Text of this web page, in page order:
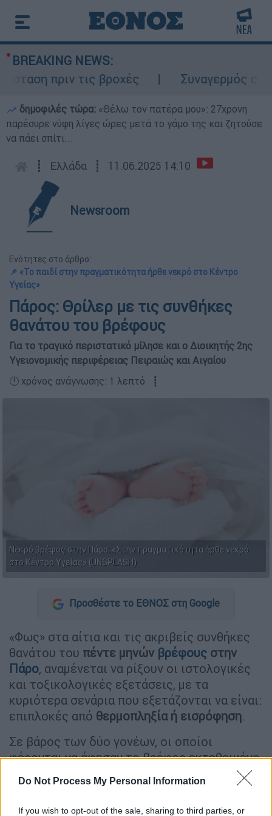
Do Not Process My Personal Information
If you wish to opt-out of the sale, sharing to third parties, or
BREAKING NEWS:
πριν τις βροχές
Συναγερμός στον
δημοφιλές τώρα: «Θέλω τον πατέρα μου»: 27χρονη
παρέσυρε νύφη λίγες ώρες μετά το γάμο της και ζητούσε
να πάει σπίτι...
┋ Ελλάδα ┋ 11.06.2025 14:10
Newsroom
Ενότητες στο άρθρο:
📌 «Το παιδί στην πραγματικότητα ήρθε νεκρό στο Κέντρο
Υγείας»
Πάρος: Θρίλερ με τις συνθήκες
θανάτου του βρέφους
Για το τραγικό περιστατικό μίλησε και ο Διοικητής 2ης
Υγειονομικής περιφέρειας Πειραιώς και Αιγαίου
🕛 χρόνος ανάγνωσης: 1 λεπτό ┋
Νεκρό βρέφος στην Πάρο: «Στην πραγματικότητα ήρθε νεκρό
στο Κέντρο Υγείας» (UNSPLASH)
Προσθέστε το ΕΘΝΟΣ στη Google
«Φως» στα αίτια και τις ακριβείς συνθήκες
θανάτου του πέντε μηνών βρέφους στην
Πάρο, αναμένεται να ρίξουν οι ιστολογικές
και τοξικολογικές εξετάσεις, με τα
κυριότερα σενάρια που εξετάζονται να είναι:
επιπλοκές από θερμοπληξία ή εισρόφηση.
Σε βάρος των δύο γονέων, οι οποίοι
φέρονται να άφησαν το βρέφος εκτεθειμένο
ασκήθηκε δίωξη από τονεισαγγελέα
πρωτοδικών Σύρου